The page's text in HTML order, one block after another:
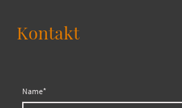
Kontakt
Name*